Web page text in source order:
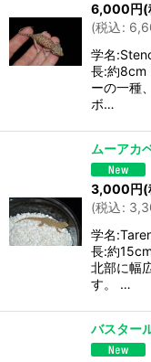
6,000円(
(税込:
学名
長:約8cm
ーの一種
ボ…
ムーアカ
3,000円(
(税込:
学名
長:約
北部に幅
す。 …
バスター